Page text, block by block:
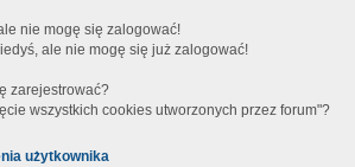
nie mogę się zalogować!
ale nie mogę się już zalogować!
zarejestrować?
wszystkich cookies utworzonych przez forum"?
użytkownika